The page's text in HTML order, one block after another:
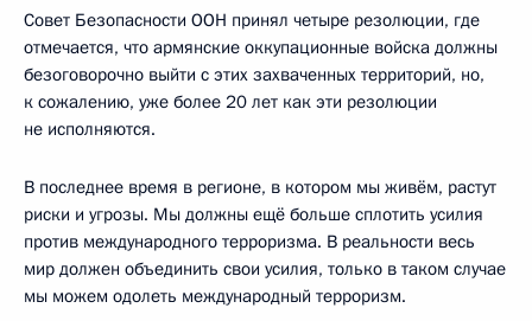
Совет Безопасности ООН принял четыре резолюции, где
отмечается, что армянские оккупационные войска должны
безоговорочно выйти с этих захваченных территорий, но,
к сожалению, уже более 20 лет как эти резолюции
не исполняются.
В последнее время в регионе, в котором мы живём, растут
риски и угрозы. Мы должны ещё больше сплотить усилия
против международного терроризма. В реальности весь
мир должен объединить свои усилия, только в таком случае
мы можем одолеть международный терроризм.